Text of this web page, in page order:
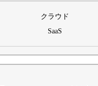
クラウド
SaaS